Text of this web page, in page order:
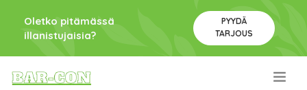
Oletko pitämässä
illanistujaisia?
PYYDÄ
TARJOUS